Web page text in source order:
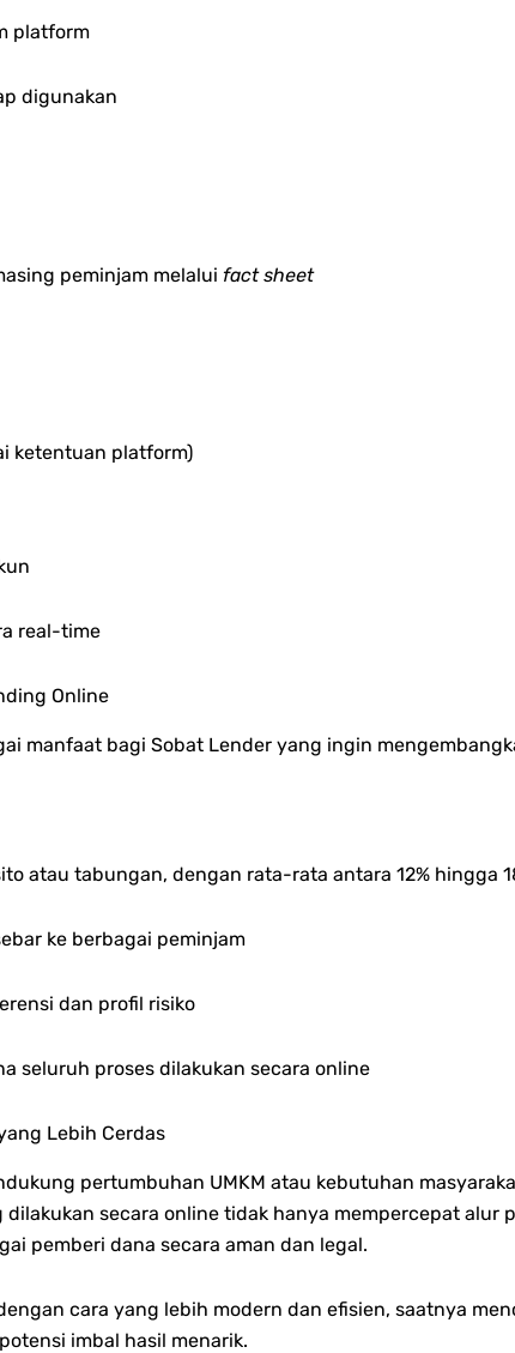
platform
digunakan
peminjam melalui fact sheet
ketentuan platform)
real-time
Online
manfaat bagi Sobat Lender yang ingin
atau tabungan, dengan rata-rata antara 12% hingga
ke berbagai peminjam
dan profil risiko
seluruh proses dilakukan secara online
Lebih Cerdas
pertumbuhan UMKM atau kebutuhan
dilakukan secara online tidak hanya mempercepat alur
pemberi dana secara aman dan legal.
cara yang lebih modern dan efisien, saatnya
imbal hasil menarik.